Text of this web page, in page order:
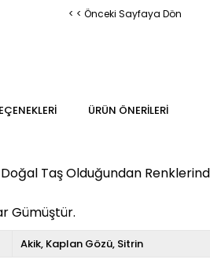
< < Önceki Sayfaya Dön
ÜRÜN ÖNERILERI
Taş Olduğundan
Gümüştür.
Akik Kaplan Gözü Sitrin